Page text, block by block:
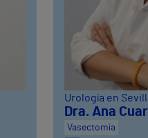
Urología en
Dra. Ana
Vasectomía